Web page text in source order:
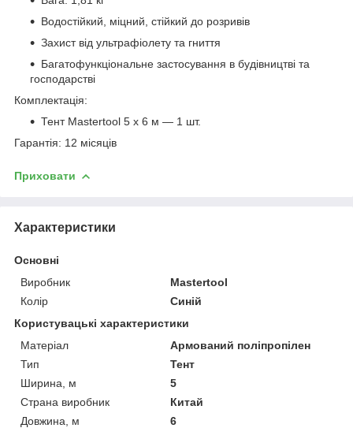
Водостійкий, міцний, стійкий до розривів
Захист від ультрафіолету та гниття
Багатофункціональне застосування в будівництві та
господарстві
Комплектація:
Тент Mastertool 5 х 6 м — 1 шт.
Гарантія: 12 місяців
Приховати
Характеристики
Основні
Виробник
Mastertool
Колір
Синій
Користувацькі характеристики
Матеріал
Армований поліпропілен
Тип
Тент
Ширина, м
5
Страна виробник
Китай
Довжина, м
6